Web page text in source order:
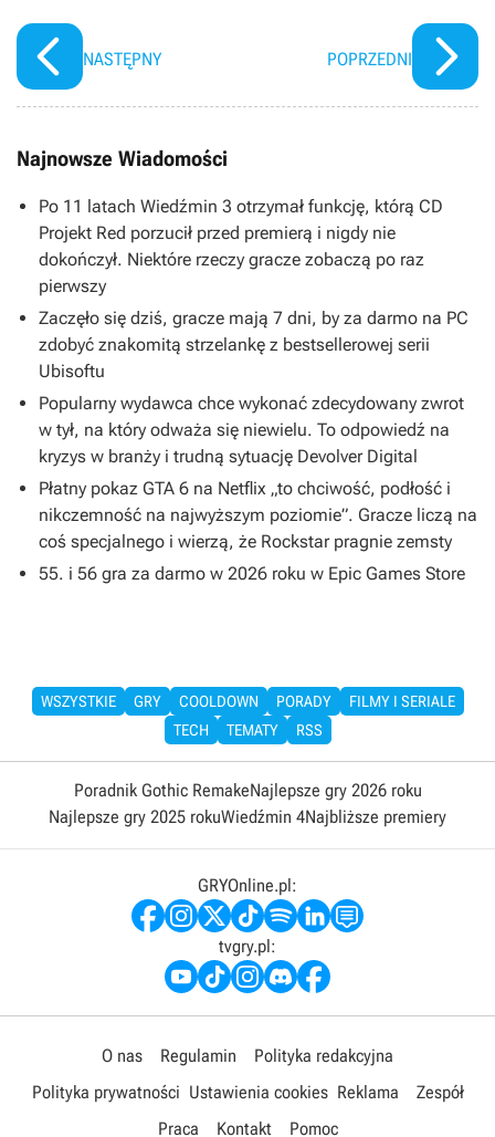
NASTĘPNY POPRZEDNI
Najnowsze Wiadomości
Po 11 latach Wiedźmin 3 otrzymał funkcję, którą CD
Projekt Red porzucił przed premierą i nigdy nie
dokończył. Niektóre rzeczy gracze zobaczą po raz
pierwszy
Zaczęło się dziś, gracze mają 7 dni, by za darmo na PC
zdobyć znakomitą strzelankę z bestsellerowej serii
Ubisoftu
Popularny wydawca chce wykonać zdecydowany zwrot
w tył, na który odważa się niewielu. To odpowiedź na
kryzys w branży i trudną sytuację Devolver Digital
Płatny pokaz GTA 6 na Netflix „to chciwość, podłość i
nikczemność na najwyższym poziomie”. Gracze liczą na
coś specjalnego i wierzą, że Rockstar pragnie zemsty
55. i 56 gra za darmo w 2026 roku w Epic Games Store
WSZYSTKIE GRY COOLDOWN PORADY
FILMY I SERIALE
TECH
TEMATY RSS
Poradnik Gothic RemakeNajlepsze gry 2026 roku
Najlepsze gry 2025 rokuWiedźmin 4Najbliższe premiery
GRYOnline.pl:
tvgry.pl:
O nas Regulamin
Polityka redakcyjna
Polityka prywatności Ustawienia cookies Reklama
Zespół
Praca
Kontakt Pomoc